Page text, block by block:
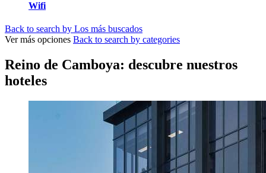
Wifi
Back to search by Los más buscados
Ver más opciones Back to search by categories
Reino de Camboya: descubre nuestros
hoteles